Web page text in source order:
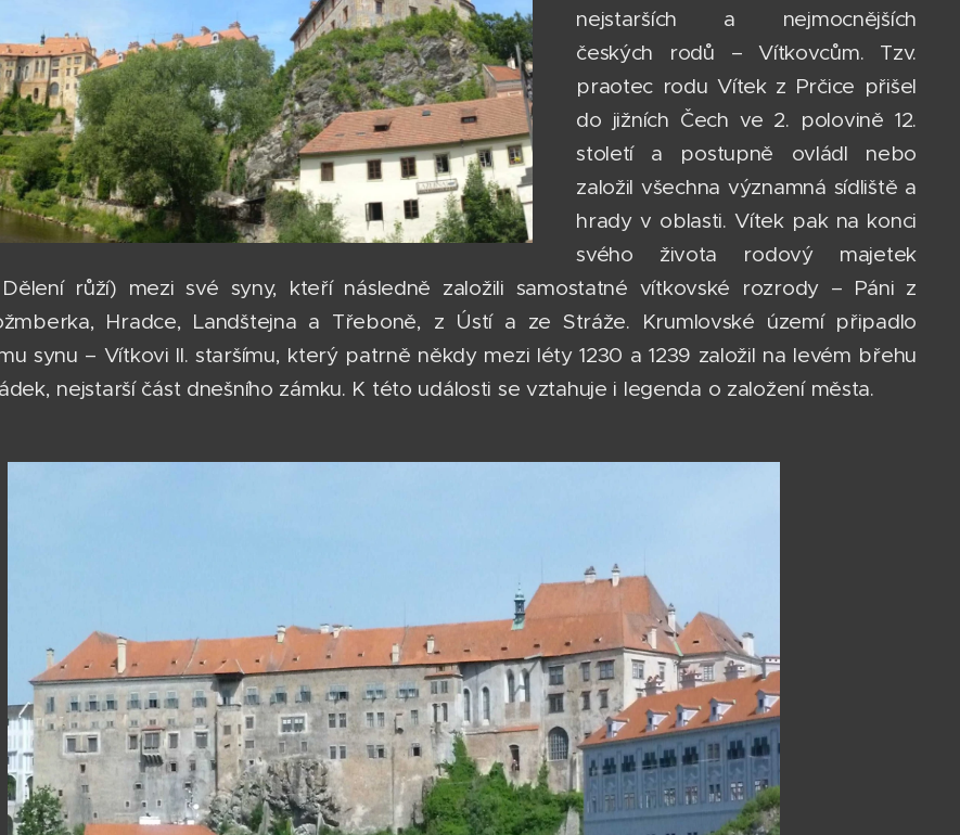
nejstarších a nejmocnějších
českých rodů – Vítkovcům. Tzv.
praotec rodu Vítek z Prčice přišel
do jižních Čech ve 2. polovině 12.
století a postupně ovládl nebo
založil všechna významná sídliště a
hrady v oblasti. Vítek pak na konci
svého života rodový majetek
růží) mezi své syny, kteří následně založili samostatné vítkovské rozrody – Páni z
Hradce, Landštejna a Třeboně, z Ústí a ze Stráže. Krumlovské území připadlo
synu – Vítkovi II. staršímu, který patrně někdy mezi léty 1230 a 1239 založil na levém břehu
nejstarší část dnešního zámku. K této události se vztahuje i legenda o založení města.